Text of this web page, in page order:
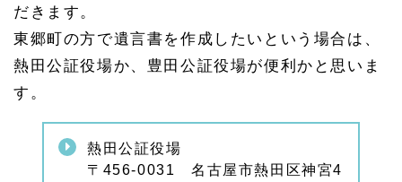
だきます。
東郷町の方で遺言書を作成したいという場合は、
熱田公証役場か、豊田公証役場が便利かと思いま
す。
熱田公証役場
〒456-0031 名古屋市熱田区神宮4